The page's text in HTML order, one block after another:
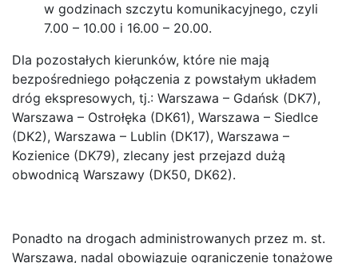
w godzinach szczytu komunikacyjnego, czyli
7.00 – 10.00 i 16.00 – 20.00.
Dla pozostałych kierunków, które nie mają
bezpośredniego połączenia z powstałym układem
dróg ekspresowych, tj.: Warszawa – Gdańsk (DK7),
Warszawa – Ostrołęka (DK61), Warszawa – Siedlce
(DK2), Warszawa – Lublin (DK17), Warszawa –
Kozienice (DK79), zlecany jest przejazd dużą
obwodnicą Warszawy (DK50, DK62).
Ponadto na drogach administrowanych przez m. st.
Warszawa, nadal obowiązuje ograniczenie tonażowe